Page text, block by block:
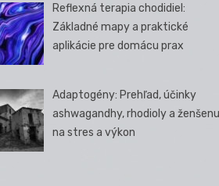
Reflexná terapia chodidiel:
Základné mapy a praktické
aplikácie pre domácu prax
Adaptogény: Prehľad, účinky
ashwagandhy, rhodioly a ženšenu
na stres a výkon